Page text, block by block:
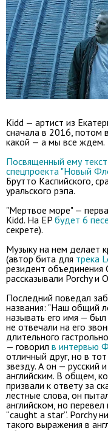
Kidd — артист из
сначала в 2016, потом
какой — а мы все ждем.
Посвященный ему
спецпроекта "Новый
Брутто Каспийского,
уральского рэпа.
"Мертвое море" —
Kidd. На EP будет 6
секрете).
Музыку на нем делает
(автор бита для трека
резидент объединения
рассказывали Porchy и
Последний поведал
названия: "Наш общий
называть его имя —
не отвечали на его
длительного
— говорил в интервью
отличный друг, но в
звезду. А он — русский
английским. В общем,
призвали к ответу за
лестные слова, он
английском, но
“caught a star”. Porchy
такого выражения в